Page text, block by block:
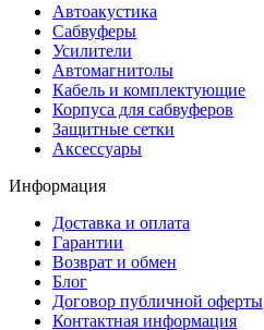
Автоакустика
Сабвуферы
Усилители
Автомагнитолы
Кабель и комплектующие
Корпуса для сабвуферов
Защитные сетки
Аксессуары
Информация
Доставка и оплата
Гарантии
Возврат и обмен
Блог
Договор публичной оферты
Контактная информация